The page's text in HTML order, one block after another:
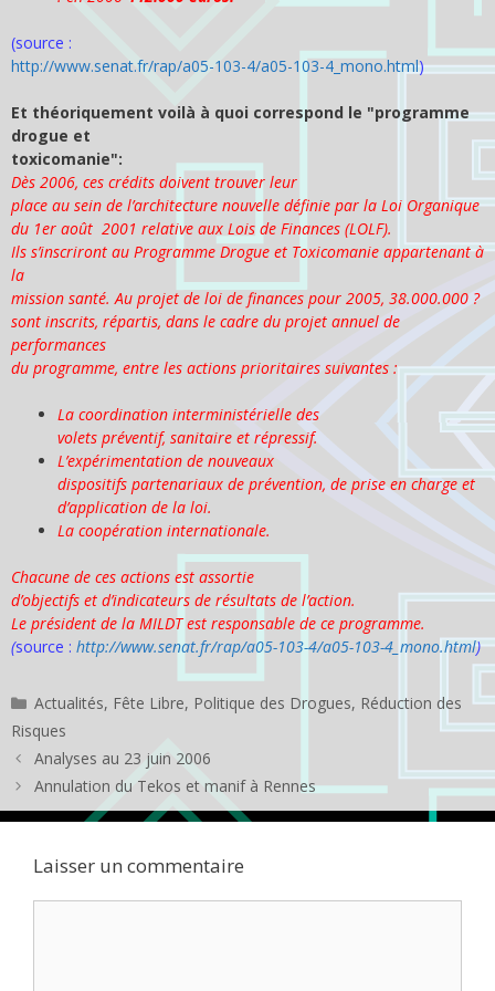
(source :
http://www.senat.fr/rap/a05-103-4/a05-103-4_mono.html)
Et théoriquement voilà à quoi correspond le "programme
drogue et
toxicomanie":
Dès 2006, ces crédits doivent trouver leur
place au sein de l’architecture nouvelle définie par la Loi Organique
du 1er août 2001 relative aux Lois de Finances (LOLF).
Ils s’inscriront au Programme Drogue et Toxicomanie appartenant à
la
mission santé. Au projet de loi de finances pour 2005, 38.000.000 ?
sont inscrits, répartis, dans le cadre du projet annuel de
performances
du programme, entre les actions prioritaires suivantes :
La coordination interministérielle des
volets préventif, sanitaire et répressif.
L’expérimentation de nouveaux
dispositifs partenariaux de prévention, de prise en charge et
d’application de la loi.
La coopération internationale.
Chacune de ces actions est assortie
d’objectifs et d’indicateurs de résultats de l’action.
Le président de la MILDT est responsable de ce programme.
(source : http://www.senat.fr/rap/a05-103-4/a05-103-4_mono.html)
Catégories
Actualités, Fête Libre, Politique des Drogues, Réduction des
Risques
Analyses au 23 juin 2006
Annulation du Tekos et manif à Rennes
Laisser un commentaire